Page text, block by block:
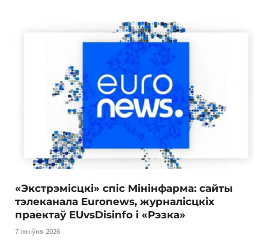
«Экстрэмісцкі» спіс Мінінфарма: сайты
тэлеканала Euronews, журналісцкіх
праектаў EUvsDisinfo і «Рэзка»
7 жніўня 2026